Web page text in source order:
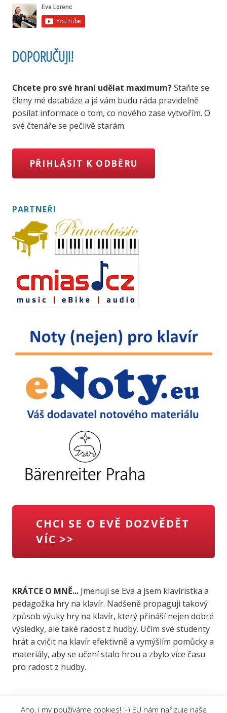
DOPORUČUJI!
Chcete pro své hraní udělat maximum?Staňte se
členy mé databáze a já vám budu ráda pravidelně
posílat informace o tom, co nového zase vytvořím. O
své čtenáře se pečlivě starám.
PŘIHLÁSIT K ODBĚRU
PARTNEŘI
CHCI SE O EVĚ DOZVĚDĚT
VÍC >>
KRÁTCE O MNĚ...Jmenuji se Eva a jsem klavíristka a
pedagožka hry na klavír. Nadšeně propaguji takový
způsob výuky hry na klavír, který přináší nejen dobré
výsledky, ale také radost z hudby. Učím své studenty
hrát a cvičit na klavír efektivně a vymýšlím pomůcky a
materiály, aby se učení stalo hrou a zbylo více času
pro radost z hudby.
Ano, i my používáme cookies! :-) EU nám nařizuje naše